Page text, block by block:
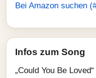
Bei Amazon suchen
Infos zum Song
„Could You Be